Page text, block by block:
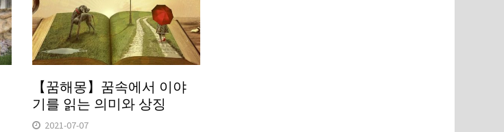
【꿈해몽】꿈속에서 이야
기를 읽는 의미와 상징
2021-07-07